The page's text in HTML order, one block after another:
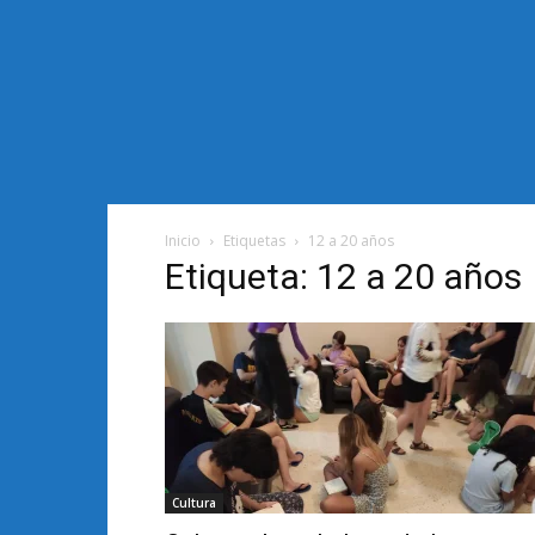
Inicio Etiquetas 12 a 20 años
Etiqueta: 12 a 20 años
Cultura